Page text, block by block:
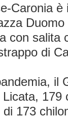
Caronia è
con salita
di
il
179
173